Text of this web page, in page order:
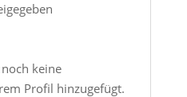
keine
Profil hinzugefügt.